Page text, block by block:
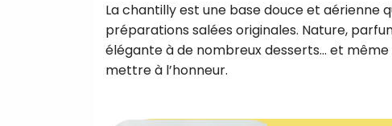
La chantilly est une base douce et aérienne
préparations salées originales. Nature,
élégante à de nombreux desserts… et
mettre à l’honneur.